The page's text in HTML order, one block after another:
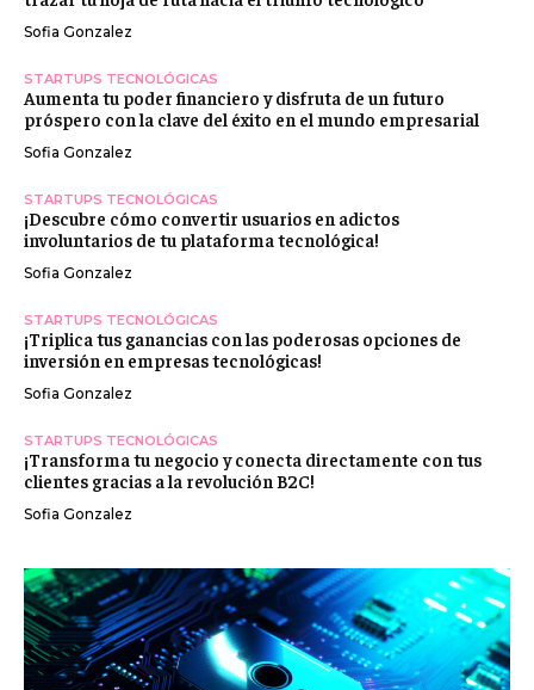
Sofia Gonzalez
STARTUPS TECNOLÓGICAS
Aumenta tu poder financiero y disfruta de un futuro
próspero con la clave del éxito en el mundo empresarial
Sofia Gonzalez
STARTUPS TECNOLÓGICAS
¡Descubre cómo convertir usuarios en adictos
involuntarios de tu plataforma tecnológica!
Sofia Gonzalez
STARTUPS TECNOLÓGICAS
¡Triplica tus ganancias con las poderosas opciones de
inversión en empresas tecnológicas!
Sofia Gonzalez
STARTUPS TECNOLÓGICAS
¡Transforma tu negocio y conecta directamente con tus
clientes gracias a la revolución B2C!
Sofia Gonzalez